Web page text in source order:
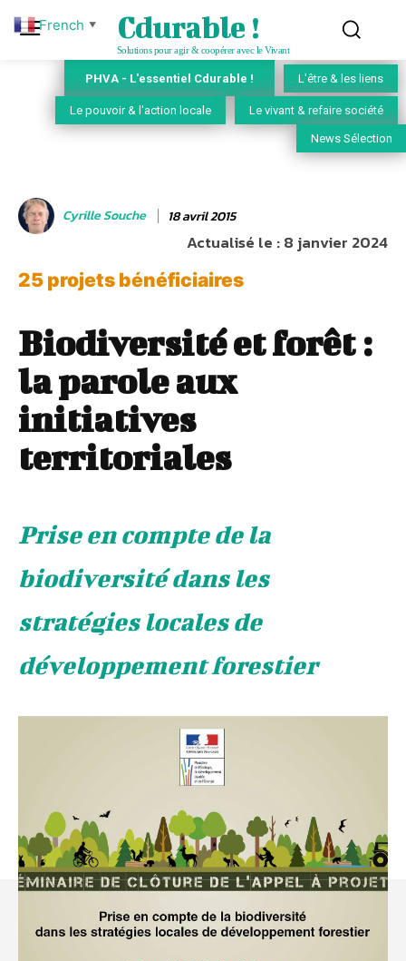
Cdurable !
Solutions pour agir & coopérer avec le Vivant
PHVA - L'essentiel Cdurable ! L'être & les liens
Le pouvoir & l'action locale Le vivant & refaire société
News Sélection
Cyrille Souche 18 avril 2015
Actualisé le :8 janvier 2024
25 projets bénéficiaires
Biodiversité et forêt :
la parole aux
initiatives
territoriales
Prise en compte de la
biodiversité dans les
stratégies locales de
développement forestier
French ▼